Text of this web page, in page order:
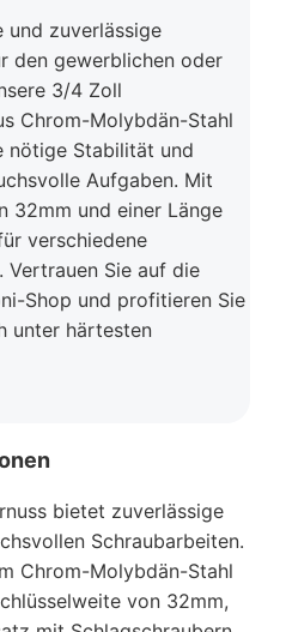
und zuverlässige
den gewerblichen oder
3/4 Zoll
Chrom-Molybdän-Stahl
nötige Stabilität und
Aufgaben. Mit
32mm und einer Länge
verschiedene
Vertrauen Sie auf die
Shop und profitieren Sie
unter härtesten
bietet zuverlässige
Schraubarbeiten.
Chrom-Molybdän-Stahl
von 32mm,